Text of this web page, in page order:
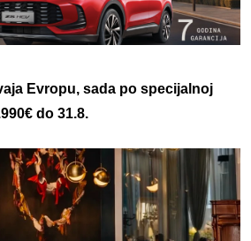
Evropu, sada po specijalnoj
do 31.8.